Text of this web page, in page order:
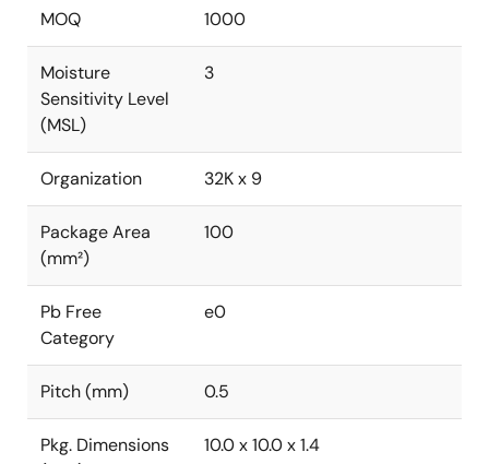
MOQ 1000
Moisture
Sensitivity Level
(MSL)
3
Organization 32K x 9
Package Area
(mm²)
100
Pb Free
Category
e0
Pitch (mm) 0.5
Pkg. Dimensions
10.0 x 10.0 x 1.4